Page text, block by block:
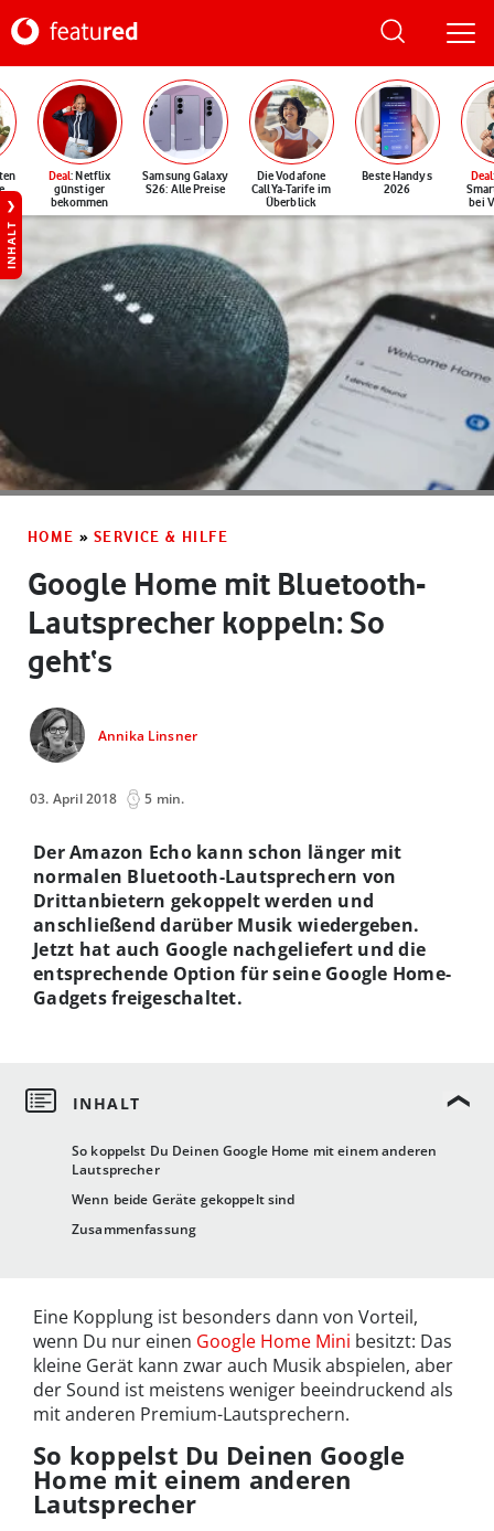
Deal: Netflix
günstiger
bekommen
Samsung Galaxy
S26: Alle Preise
Die Vodafone
CallYa-Tarife im
Überblick
Beste Handys
2026
Deal
bei
INHALT
HOME » SERVICE & HILFE
Google Home mit Bluetooth-
Lautsprecher koppeln: So
geht‘s
Annika Linsner
03. April 2018 5 min.
So koppelst Du Deinen Google Home mit einem anderen
Lautsprecher
Wenn beide Geräte gekoppelt sind
Zusammenfassung
Der Amazon Echo kann schon länger mit
normalen Bluetooth-Lautsprechern von
Drittanbietern gekoppelt werden und
anschließend darüber Musik wiedergeben.
Jetzt hat auch Google nachgeliefert und die
entsprechende Option für seine Google Home-
Gadgets freigeschaltet.
Eine Kopplung ist besonders dann von Vorteil,
wenn Du nur einen Google Home Mini besitzt: Das
kleine Gerät kann zwar auch Musik abspielen, aber
der Sound ist meistens weniger beeindruckend als
mit anderen Premium-Lautsprechern.
So koppelst Du Deinen Google
Home mit einem anderen
Lautsprecher